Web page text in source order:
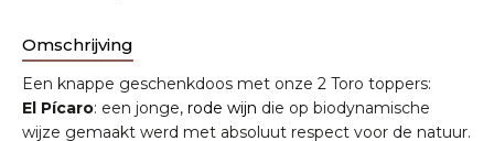
Omschrijving
Een knappe geschenkdoos met onze 2 Toro toppers:
El Pícaro: een jonge, rode wijn die op biodynamische
wijze gemaakt werd met absoluut respect voor de natuur.